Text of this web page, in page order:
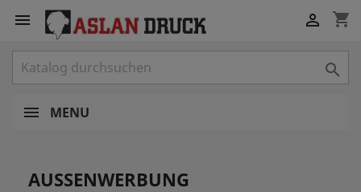
 shopping_cart


MENU
AUSSENWERBUNG